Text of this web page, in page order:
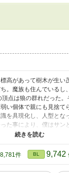
高があって樹木が生い
。魔族も住んでいる
点は狼の群れだった。
い個体で親にも見捨
を具現化し、人型とな
た事により、僕はサン
ワイバーンの群れが降
に収める」の舞台、
ております。 ☆自著
物語です(神話っぽく
件 BL 9,742